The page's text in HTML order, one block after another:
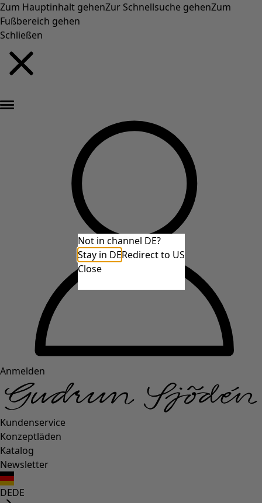
Zum Hauptinhalt gehenZur Schnellsuche gehenZum
Fußbereich gehen
Schließen
Anmelden
Kundenservice
Konzeptläden
Katalog
Newsletter
DEDE
Not in channel DE?
Stay in DERedirect to US
Close